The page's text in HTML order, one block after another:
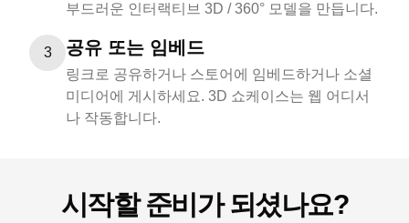
부드러운 인터랙티브 3D / 360° 모델을 만듭니다.
3 공유 또는 임베드
링크로 공유하거나 스토어에 임베드하거나 소셜
미디어에 게시하세요. 3D 쇼케이스는 웹 어디서
나 작동합니다.
시작할 준비가 되셨나요?